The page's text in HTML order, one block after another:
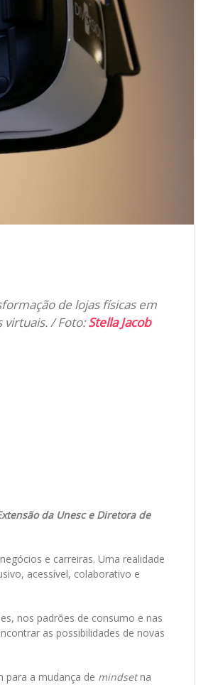
de lojas físicas em
virtuais. / Foto:Stella Jacob
da Unesc e Diretora de
e carreiras. Uma realidade
acessível, colaborativo e
nos padrões de consumo e nas
as possibilidades de novas
para a mudança de mindsetna